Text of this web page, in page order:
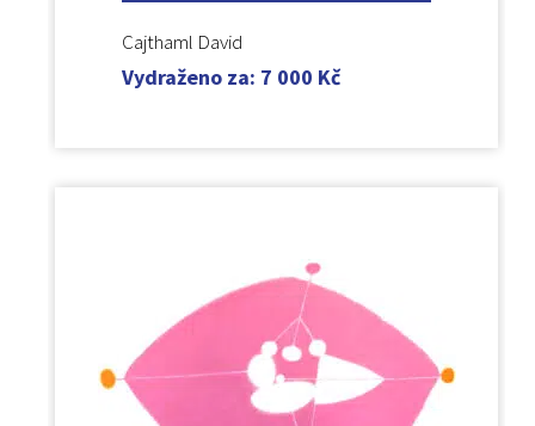
Cajthaml David
Vydraženo za: 7 000 Kč